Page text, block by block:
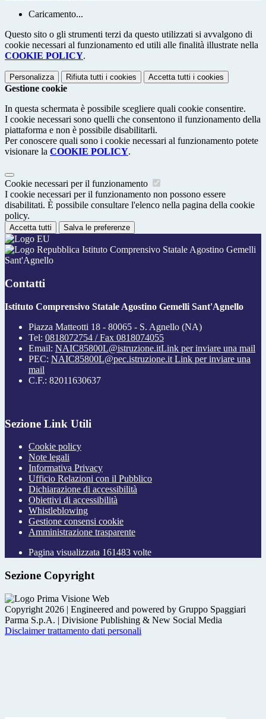
Caricamento...
Questo sito o gli strumenti terzi da questo utilizzati si avvalgono di
cookie necessari al funzionamento ed utili alle finalità illustrate nella
COOKIE POLICY.
Personalizza Rifiuta tutti i cookies Accetta tutti i cookies
Gestione cookie
In questa schermata è possibile scegliere quali cookie consentire.
I cookie necessari sono quelli che consentono il funzionamento della
piattaforma e non è possibile disabilitarli.
Per conoscere quali sono i cookie necessari al funzionamento potete
visionare la COOKIE POLICY.
Cookie necessari per il funzionamento
I cookie necessari per il funzionamento non possono essere
disabilitati. È possibile consultare l'elenco nella pagina della cookie
policy.
Accetta tutti Salva le preferenze
Istituto Comprensivo Statale Agostino Gemelli
Sant'Agnello
Contatti
Istituto Comprensivo Statale Agostino Gemelli Sant'Agnello
Piazza Matteotti 18 - 80065 - S. Agnello (NA)
Tel: 0818072754 / Fax 0818074055
Email: NAIC85800L@istruzione.itLink per inviare una mail
PEC: NAIC85800L@pec.istruzione.it Link per inviare una
mail
C.F.: 82011630637
Sezione Link Utili
Cookie policy
Note legali
Informativa Privacy
Ufficio Relazioni con il Pubblico
Dichiarazione di accessibilità
Obiettivi di accessibilità
Whistleblowing
Gestione consensi cookie
Amministrazione trasparente
Pagina visualizzata 161483 volte
Sezione Copyright
Copyright 2026 | Engineered and powered by Gruppo Spaggiari
Parma S.p.A. | Divisione Publishing & New Social Media
Disclaimer trattamento dati personali